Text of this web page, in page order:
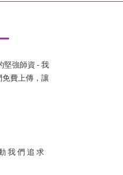
堅強師資 - 我
免費上傳，讓
我 們 追 求